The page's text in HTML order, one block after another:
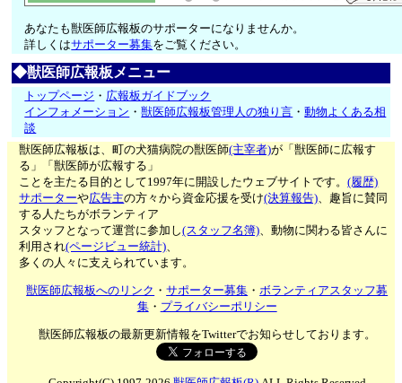
あなたも獣医師広報板のサポーターになりませんか。
詳しくはサポーター募集をご覧ください。
◆獣医師広報板メニュー
トップページ ・ 広報板ガイドブック
インフォメーション ・獣医師広報板管理人の独り言 ・動物よくある相
談
獣医師広報板は、町の犬猫病院の獣医師(主宰者)が「獣医師に広報す
る」「獣医師が広報する」
ことを主たる目的として1997年に開設したウェブサイトです。(履歴)
サポーターや広告主の方々から資金応援を受け(決算報告)、趣旨に賛同
する人たちがボランティア
スタッフとなって運営に参加し(スタッフ名簿)、動物に関わる皆さんに
利用され(ページビュー統計)、
多くの人々に支えられています。
獣医師広報板へのリンク ・サポーター募集 ・ボランティアスタッフ募
集・ プライバシーポリシー
獣医師広報板の最新更新情報をTwitterでお知らせしております。